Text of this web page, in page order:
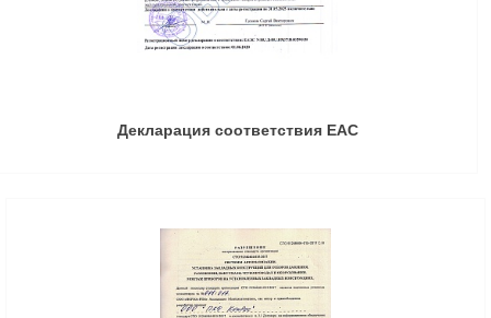
Декларация соответствия ЕАС